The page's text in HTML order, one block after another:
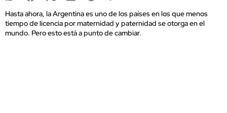
Hasta ahora, la Argentina es uno de los países en los que menos
tiempo de licencia por maternidad y paternidad se otorga en el
mundo. Pero esto está a punto de cambiar.